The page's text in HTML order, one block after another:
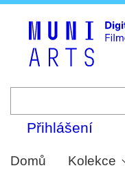
Přihlášení
Domů Kolekce